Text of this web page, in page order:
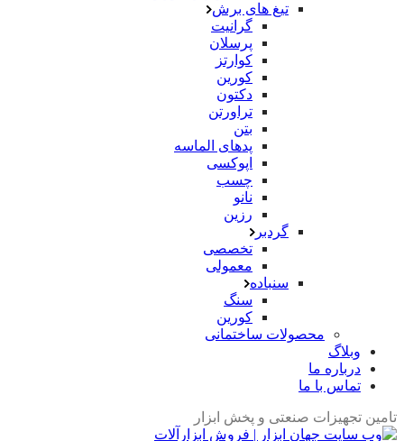
تیغ های برش
گرانیت
پرسلان
کوارتز
کورین
دکتون
تراورتن
بتن
پدهای الماسه
اپوکسی
چسب
نانو
رزین
گردبر
تخصصی
معمولی
سنباده
سنگ
کورین
محصولات ساختمانی
وبلاگ
درباره ما
تماس با ما
تامین تجهیزات صنعتی و پخش ابزار